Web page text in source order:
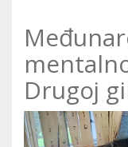
Drugoj